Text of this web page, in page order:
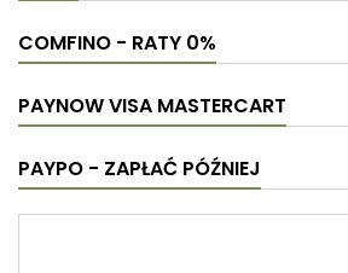
COMFINO - RATY 0%
PAYNOW VISA MASTERCART
PAYPO - ZAPŁAĆ PÓŹNIEJ